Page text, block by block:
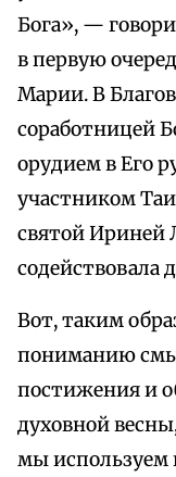
Бога», —
в первую
Марии. В
соработницей
орудием в Его
участником
святой Ириней
содействовала
Вот, таким
пониманию
постижения и
духовной
мы используем